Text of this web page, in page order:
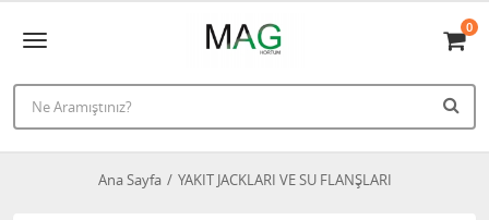
0
Ana Sayfa YAKIT JACKLARI VE SU FLANŞLARI